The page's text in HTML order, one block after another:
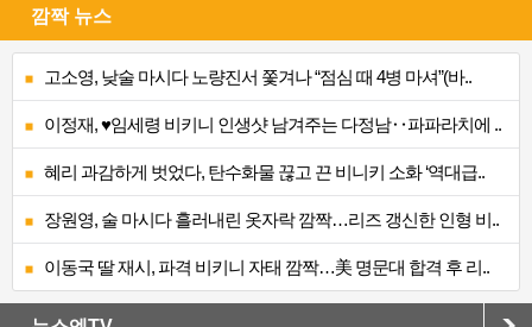
깜짝 뉴스
고소영, 낮술 마시다 노량진서 쫓겨나 “점심 때 4병 마셔”(바..
이정재, ♥임세령 비키니 인생샷 남겨주는 다정남‥파파라치에 ..
혜리 과감하게 벗었다, 탄수화물 끊고 끈 비니키 소화 ‘역대급..
장원영, 술 마시다 흘러내린 옷자락 깜짝…리즈 갱신한 인형 비..
이동국 딸 재시, 파격 비키니 자태 깜짝…美 명문대 합격 후 리..